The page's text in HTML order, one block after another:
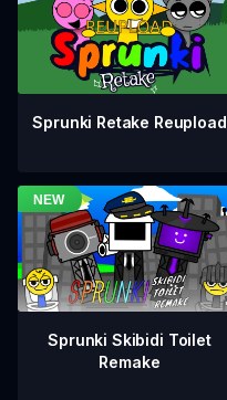
Sprunki Retake Reupload
Sprunki Skibidi Toilet
Remake